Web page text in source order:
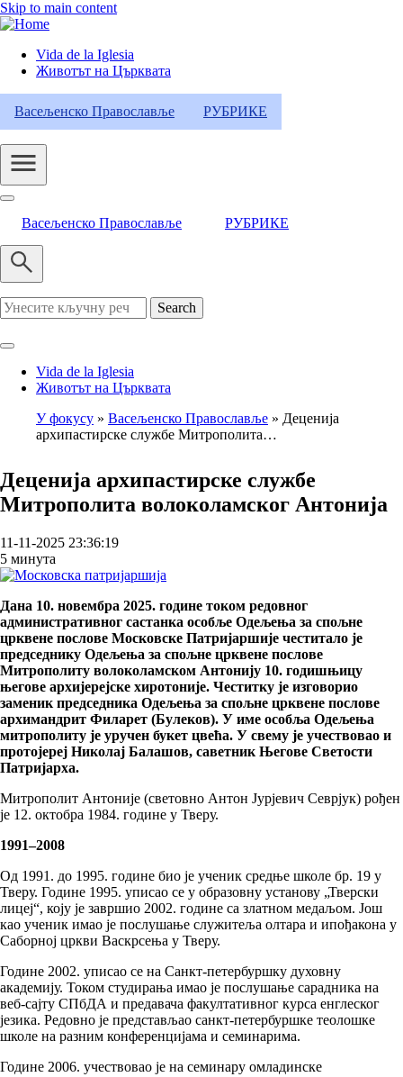
Skip to main content
Header
Category
Menu
Vida de la Iglesia
Животът на Църквата
Васељенско Православље РУБРИКЕ
Васељенско Православље РУБРИКЕ
Search
Vida de la Iglesia
Животът на Църквата
Breadcrumb
У фокусу Васељенско Православље
Деценија
архипастирске службе Митрополита…
Деценија архипастирске службе
Митрополита волоколамског Антонија
11-11-2025 23:36:19
5 минута
Дана 10. новембра 2025. године током редовног
административног састанка особље Одељења за спољне
црквене послове Московске Патријаршије честитало је
председнику Одељења за спољне црквене послове
Митрополиту волоколамском Антонију 10. годишњицу
његове архијерејске хиротоније. Честитку је изговорио
заменик председника Одељења за спољне црквене послове
архимандрит Филарет (Булеков). У име особља Одељења
митрополиту је уручен букет цвећа. У свему је учествовао и
протојереј Николај Балашов, саветник Његове Светости
Патријарха.
Митрополит Антоније (световно Антон Јурјевич Севрјук) рођен
је 12. октобра 1984. године у Тверу.
1991–2008
Од 1991. до 1995. године био је ученик средње школе бр. 19 у
Тверу. Године 1995. уписао се у образовну установу „Тверски
лицеј“, коју је завршио 2002. године са златном медаљом. Још
као ученик имао је послушање служитеља олтара и ипођакона у
Саборној цркви Васкрсења у Тверу.
Године 2002. уписао се на Санкт-петербуршку духовну
академију. Током студирања имао је послушање сарадника на
веб-сајту СПбДА и предавача факултативног курса енглеског
језика. Редовно је представљао санкт-петербуршке теолошке
школе на разним конференцијама и семинарима.
Године 2006. учествовао је на семинару омладинске